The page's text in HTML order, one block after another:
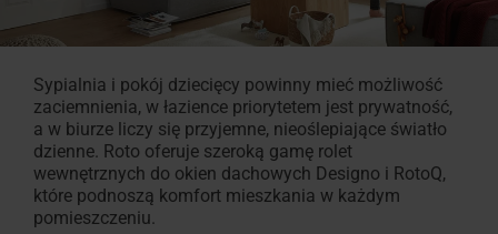
Akcesoria
i
zestawy
przyłączeniowe
Rolety,
markizy
Sypialnia i pokój dziecięcy powinny mieć możliwość
zaciemnienia, w łazience priorytetem jest prywatność,
a w biurze liczy się przyjemne, nieoślepiające światło
dzienne. Roto oferuje szeroką gamę rolet
wewnętrznych do okien dachowych Designo i RotoQ,
które podnoszą komfort mieszkania w każdym
pomieszczeniu.